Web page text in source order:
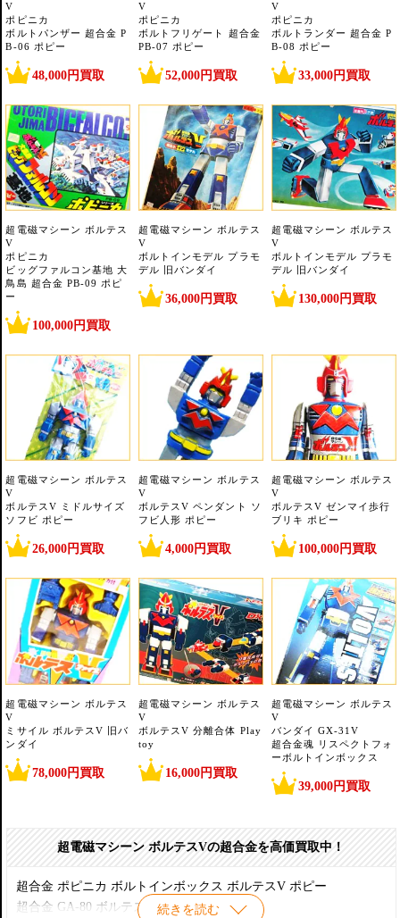
V
ポピニカ
ボルトパンザー 超合金 P
B-06 ポピー
48,000円買取
V
ポピニカ
ボルトフリゲート 超合金
PB-07 ポピー
52,000円買取
V
ポピニカ
ボルトランダー 超合金 P
B-08 ポピー
33,000円買取
超電磁マシーン ボルテス
V
ポピニカ
ビッグファルコン基地 大
鳥島 超合金 PB-09 ポピ
ー
100,000円買取
超電磁マシーン ボルテス
V
ボルトインモデル プラモ
デル 旧バンダイ
36,000円買取
超電磁マシーン ボルテス
V
ボルトインモデル プラモ
デル 旧バンダイ
130,000円買取
超電磁マシーン ボルテス
V
ボルテスV ミドルサイズ
ソフビ ポピー
26,000円買取
超電磁マシーン ボルテス
V
ボルテスV ペンダント ソ
フビ人形 ポピー
4,000円買取
超電磁マシーン ボルテス
V
ボルテスV ゼンマイ歩行
ブリキ ポピー
100,000円買取
超電磁マシーン ボルテス
V
ミサイル ボルテスV 旧バ
ンダイ
78,000円買取
超電磁マシーン ボルテス
V
ボルテスV 分離合体 Play
toy
16,000円買取
超電磁マシーン ボルテス
V
バンダイ GX-31V
超合金魂 リスペクトフォ
ーボルトインボックス
39,000円買取
超電磁マシーン ボルテスVの超合金を高価買取中！
続きを読む
超合金 ポピニカ ボルトインボックス ボルテスV ポピー
超合金 GA-80 ボルテスV ポピー